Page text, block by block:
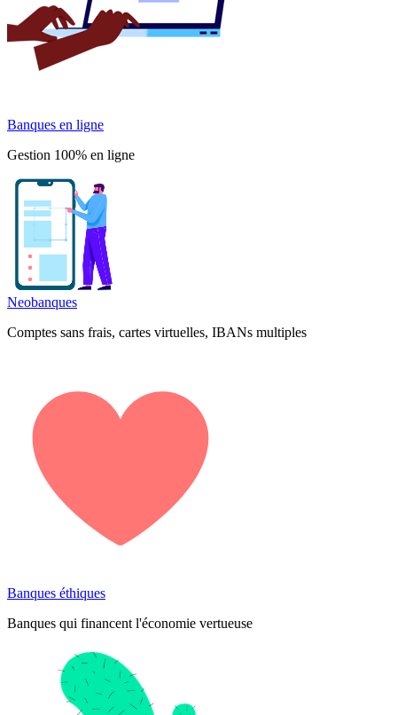
Banques en ligne
Gestion 100% en ligne
Neobanques
Comptes sans frais, cartes virtuelles, IBANs multiples
Banques éthiques
Banques qui financent l'économie vertueuse